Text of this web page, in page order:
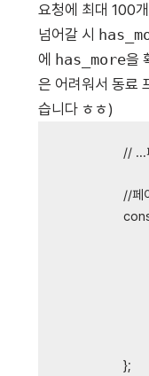
요청에 최대 100
넘어갈 시
에
has_more을
은 어려워서 동료
습니다 ㅎㅎ)
// ...
//페
};